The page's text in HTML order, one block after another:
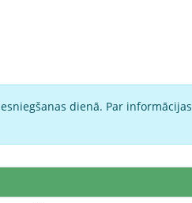
dienā. Par informācijas